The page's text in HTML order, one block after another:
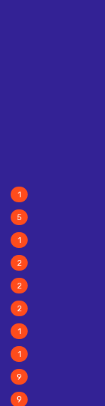
1
5
1
2
2
2
1
1
9
9